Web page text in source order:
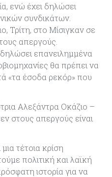
ενώ έχει δηλώσει
συνδικάτων.
Τρίτη, στο Μίσιγκαν σε
απεργούς.
επανειλημμένα
θα πρέπει να
«τα έσοδα ρεκόρ» που
Αλεξάντρα Οκάζιο –
στους απεργούς είναι
τέτοια κρίση
πολιτική και λαϊκή
ιστορία για να